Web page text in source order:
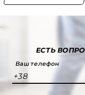
ЕСТЬ
Ваш телефон
+38